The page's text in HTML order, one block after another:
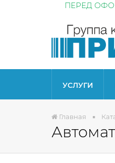
ПЕРЕД
УСЛУГИ
Главная